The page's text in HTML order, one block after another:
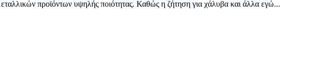
προϊόντων υψηλής ποιότητας. Καθώς η ζήτηση για χάλυβα και άλλα εγώ...